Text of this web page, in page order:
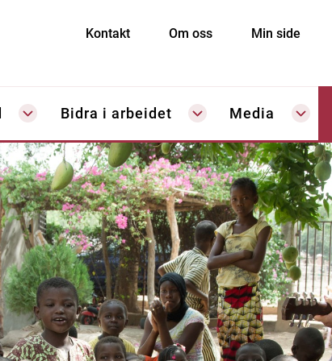
Kontakt Om oss Min side
Bidra i arbeidet Media